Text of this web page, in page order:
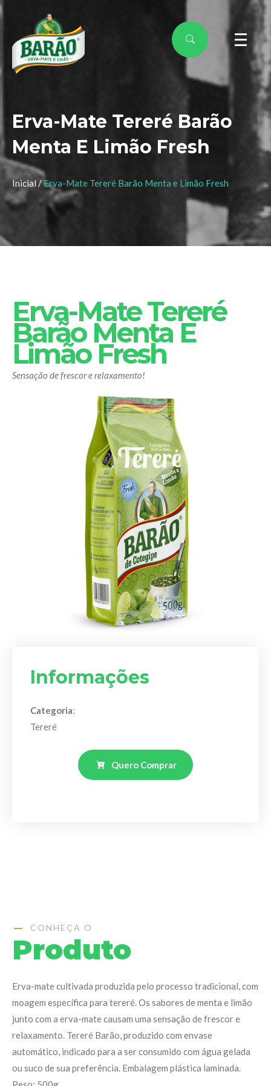
Erva-Mate Tereré Barão
Menta E Limão Fresh
Inicial /Erva-Mate Tereré Barão Menta e Limão Fresh
Erva-Mate Tereré
Barão Menta E
Limão Fresh
Sensação de frescor e relaxamento!
Informações
Categoria:
Tereré
Quero Comprar
CONHEÇA O
Produto
Erva-mate cultivada produzida pelo processo tradicional, com
moagem específica para tereré. Os sabores de menta e limão
junto com a erva-mate causam uma sensação de frescor e
relaxamento. Tereré Barão, produzido com envase
automático, indicado para a ser consumido com água gelada
ou suco de sua preferência. Embalagem plástica laminada.